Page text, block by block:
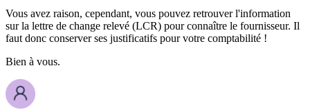
Vous avez raison, cependant, vous pouvez retrouver l'information
sur la lettre de change relevé (LCR) pour connaître le fournisseur. Il
faut donc conserver ses justificatifs pour votre comptabilité !
Bien à vous.